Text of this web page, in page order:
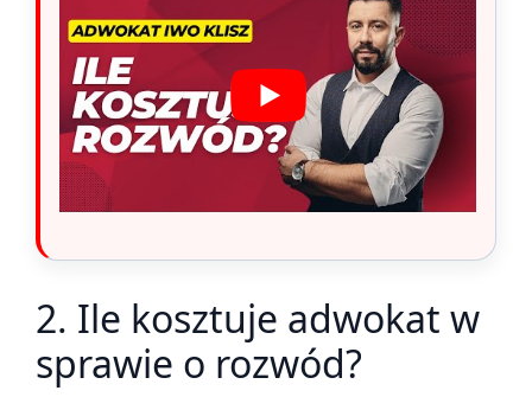
2. Ile kosztuje adwokat w
sprawie o rozwód?